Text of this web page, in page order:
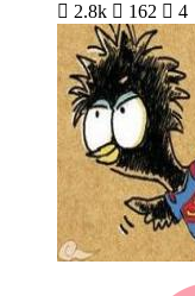
 2.8k  162  4